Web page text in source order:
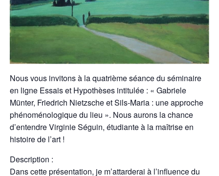
Nous vous invitons à la quatrième séance du séminaire
en ligne Essais et Hypothèses intitulée : « Gabriele
Münter, Friedrich Nietzsche et Sils-Maria : une approche
phénoménologique du lieu ». Nous aurons la chance
d’entendre Virginie Séguin, étudiante à la maîtrise en
histoire de l’art !
Description :
Dans cette présentation, je m’attarderai à l’influence du